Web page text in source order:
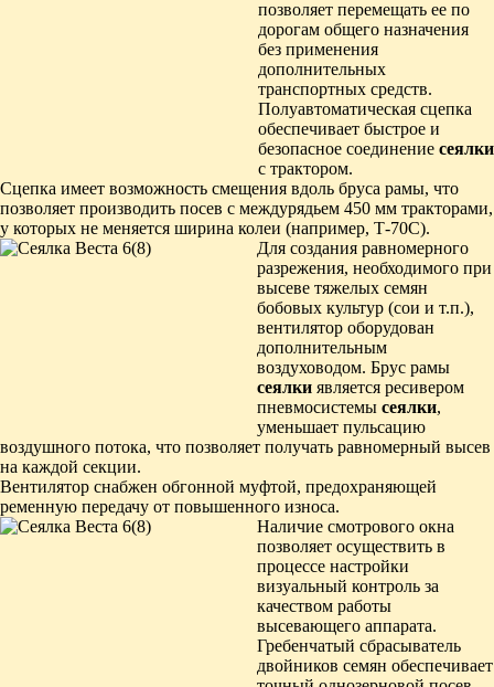
позволяет перемещать ее по
дорогам общего назначения
без применения
дополнительных
транспортных средств.
Полуавтоматическая сцепка
обеспечивает быстрое и
безопасное соединение сеялки
с трактором.
Сцепка имеет возможность смещения вдоль бруса рамы, что
позволяет производить посев с междурядьем 450 мм тракторами,
у которых не меняется ширина колеи (например, Т-70С).
Для создания равномерного
разрежения, необходимого при
высеве тяжелых семян
бобовых культур (сои и т.п.),
вентилятор оборудован
дополнительным
воздуховодом. Брус рамы
сеялки является ресивером
пневмосистемы сеялки,
уменьшает пульсацию
воздушного потока, что позволяет получать равномерный высев
на каждой секции.
Вентилятор снабжен обгонной муфтой, предохраняющей
ременную передачу от повышенного износа.
Наличие смотрового окна
позволяет осуществить в
процессе настройки
визуальный контроль за
качеством работы
высевающего аппарата.
Гребенчатый сбрасыватель
двойников семян обеспечивает